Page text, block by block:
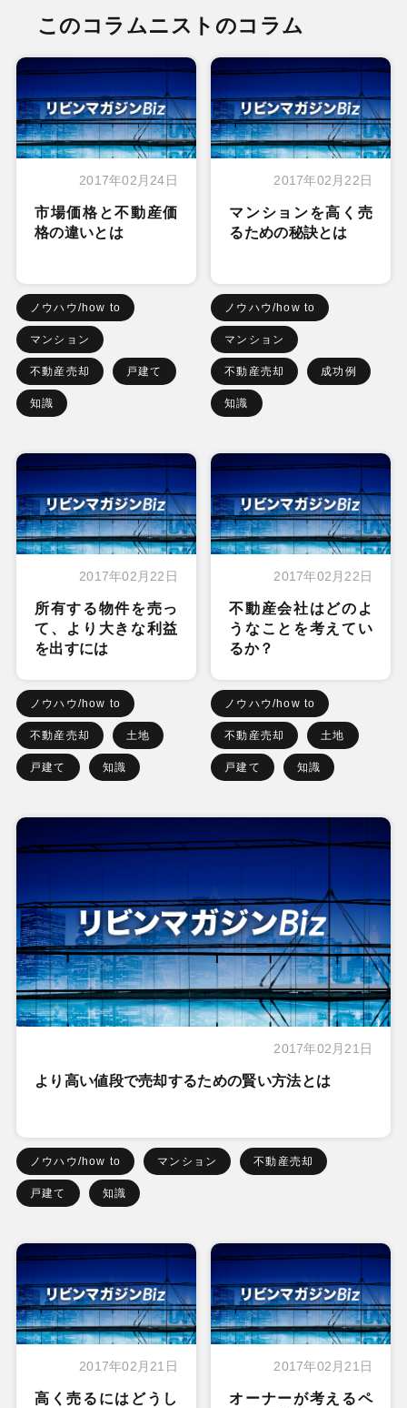
このコラムニストのコラム
2017年02月24日
市場価格と不動産価
格の違いとは
ノウハウ/how to
マンション
不動産売却 戸建て
知識
2017年02月22日
マンションを高く売
るための秘訣とは
ノウハウ/how to
マンション
不動産売却 成功例
知識
2017年02月22日
所有する物件を売っ
て、より大きな利益
を出すには
ノウハウ/how to
不動産売却 土地
戸建て 知識
2017年02月22日
不動産会社はどのよ
うなことを考えてい
るか？
ノウハウ/how to
不動産売却 土地
戸建て 知識
2017年02月21日
より高い値段で売却するための賢い方法とは
ノウハウ/how to マンション 不動産売却
戸建て 知識
2017年02月21日
高く売るにはどうし
2017年02月21日
オーナーが考えるペ